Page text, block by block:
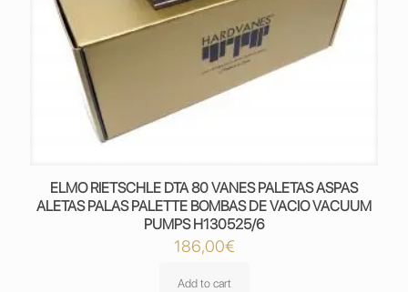
ELMO RIETSCHLE DTA 80 VANES PALETAS ASPAS
ALETAS PALAS PALETTE BOMBAS DE VACIO VACUUM
PUMPS H130525/6
186,00€
Add to cart